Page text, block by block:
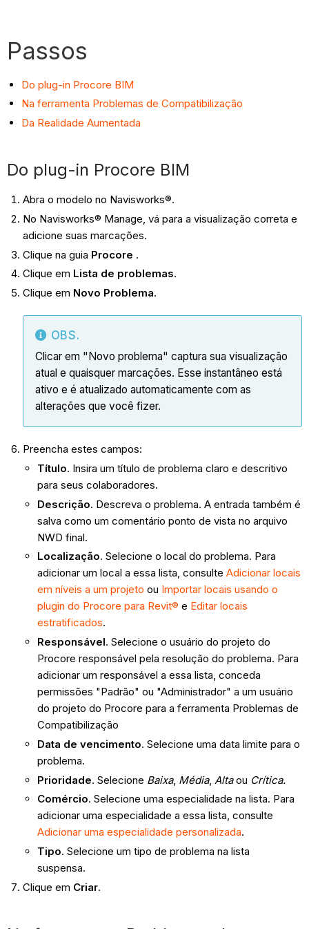
Passos
Do plug-in Procore BIM
Na ferramenta Problemas de Compatibilização
Da Realidade Aumentada
Do plug-in Procore BIM
Abra o modelo no Navisworks®.
No Navisworks® Manage, vá para a visualização correta e
adicione suas marcações.
Clique na guia Procore .
Clique em Lista de problemas.
Clique em Novo Problema.
OBS.
Clicar em "Novo problema" captura sua visualização
atual e quaisquer marcações. Esse instantâneo está
ativo e é atualizado automaticamente com as
alterações que você fizer.
Preencha estes campos:
Título. Insira um título de problema claro e descritivo
para seus colaboradores.
Descrição. Descreva o problema. A entrada também é
salva como um comentário ponto de vista no arquivo
NWD final.
Localização. Selecione o local do problema. Para
adicionar um local a essa lista, consulte Adicionar locais
em níveis a um projeto ou Importar locais usando o
plugin do Procore para Revit® e Editar locais
estratificados.
Responsável. Selecione o usuário do projeto do
Procore responsável pela resolução do problema. Para
adicionar um responsável a essa lista, conceda
permissões "Padrão" ou "Administrador" a um usuário
do projeto do Procore para a ferramenta Problemas de
Compatibilização
Data de vencimento. Selecione uma data limite para o
problema.
Prioridade. Selecione Baixa, Média, Altaou Crítica.
Comércio. Selecione uma especialidade na lista. Para
adicionar uma especialidade a essa lista, consulte
Adicionar uma especialidade personalizada.
Tipo. Selecione um tipo de problema na lista
suspensa.
Clique em Criar.